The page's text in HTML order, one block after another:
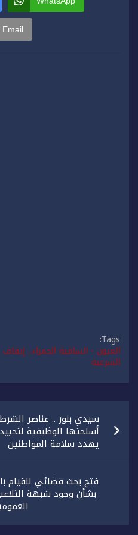
Email
Tags:
الشرعية
تصفّح
المقالاتسيدي بنور .. عناصر
أسلحتها الوظيفية
يهدد سلامة المواطنين
فتح بحث قضائي للقيام
بشأن وجود شبهة